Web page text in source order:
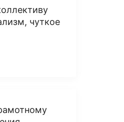
чуткое